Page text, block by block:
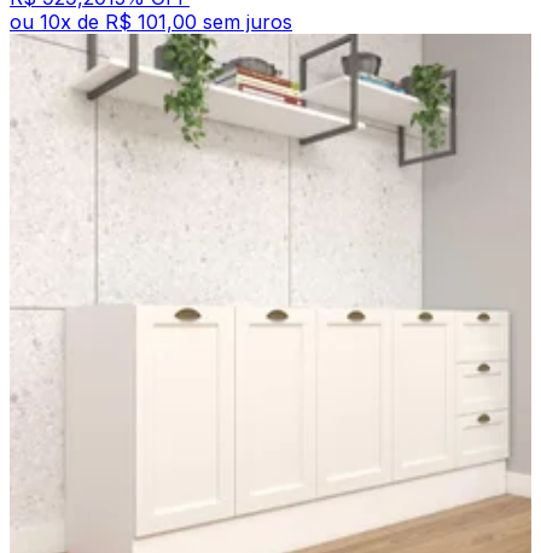
ou 10x de R$ 101,00 sem juros